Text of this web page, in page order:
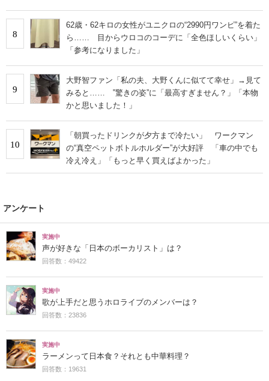
8
62歳・62キロの女性がユニクロの“2990円ワンピ”を着た
ら…… 目からウロコのコーデに「全色ほしいくらい」
「参考になりました」
9
大野智ファン「私の夫、大野くんに似てて幸せ」→見て
みると…… ‟驚きの姿”に「最高すぎません？」「本物
かと思いました！」
10
「朝買ったドリンクが夕方まで冷たい」 ワークマン
の“真空ペットボトルホルダー”が大好評 「車の中でも
冷え冷え」「もっと早く買えばよかった」
アンケート
実施中
声が好きな「日本のボーカリスト」は？
回答数：49422
実施中
歌が上手だと思うホロライブのメンバーは？
回答数：23836
実施中
ラーメンって日本食？それとも中華料理？
回答数：19631